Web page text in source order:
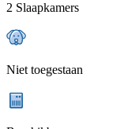
2 Slaapkamers
Niet toegestaan